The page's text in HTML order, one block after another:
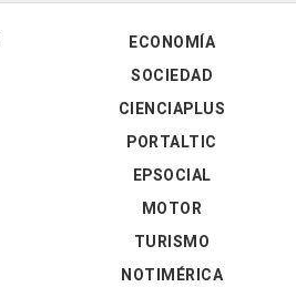
ECONOMÍA
SOCIEDAD
CIENCIAPLUS
PORTALTIC
EPSOCIAL
MOTOR
TURISMO
NOTIMÉRICA